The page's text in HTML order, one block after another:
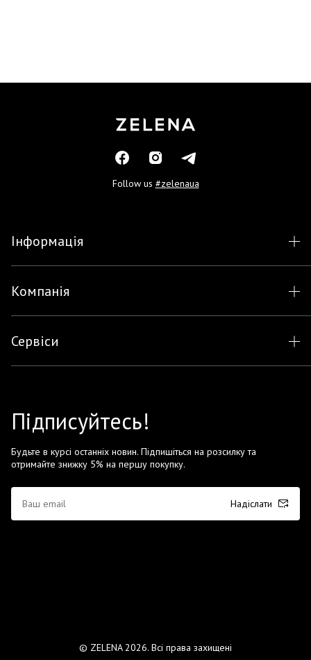
Follow us #zelenaua
Інформація
Компанія
Сервіси
Підписуйтесь!
Будьте в курсі останніх новин. Підпишіться на розсилку та
отримайте знижку 5% на першу покупку.
Надіслати
© ZELENA 2026. Всі права захищені